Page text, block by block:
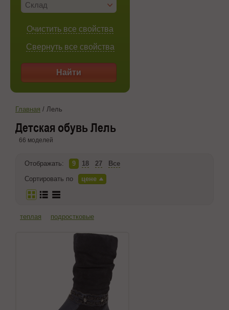
Склад
Очистить все свойства
Свернуть все свойства
Найти
Главная / Лель
Детская обувь Лель
66 моделей
Отображать: 9 18 27
Все
Сортировать по
цене
теплая подростковые